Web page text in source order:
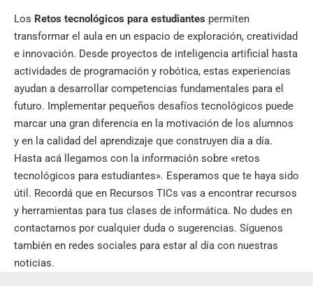
Los Retos tecnológicos para estudiantes permiten
transformar el aula en un espacio de exploración, creatividad
e innovación. Desde proyectos de inteligencia artificial hasta
actividades de programación y robótica, estas experiencias
ayudan a desarrollar competencias fundamentales para el
futuro. Implementar pequeños desafíos tecnológicos puede
marcar una gran diferencia en la motivación de los alumnos
y en la calidad del aprendizaje que construyen día a día.
Hasta acá llegamos con la información sobre «retos
tecnológicos para estudiantes». Esperamos que te haya sido
útil. Recordá que en Recursos TICs vas a encontrar recursos
y herramientas para tus clases de informática. No dudes en
contactarnos por cualquier duda o sugerencias. Síguenos
también en redes sociales para estar al día con nuestras
noticias.